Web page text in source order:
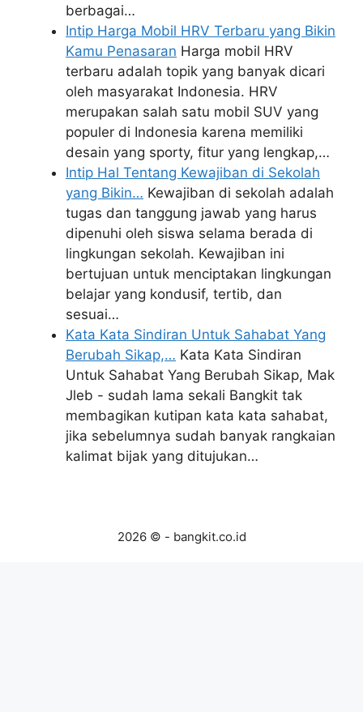
berbagai…
Intip Harga Mobil HRV Terbaru yang Bikin
Kamu Penasaran Harga mobil HRV
terbaru adalah topik yang banyak dicari
oleh masyarakat Indonesia. HRV
merupakan salah satu mobil SUV yang
populer di Indonesia karena memiliki
desain yang sporty, fitur yang lengkap,…
Intip Hal Tentang Kewajiban di Sekolah
yang Bikin… Kewajiban di sekolah adalah
tugas dan tanggung jawab yang harus
dipenuhi oleh siswa selama berada di
lingkungan sekolah. Kewajiban ini
bertujuan untuk menciptakan lingkungan
belajar yang kondusif, tertib, dan
sesuai…
Kata Kata Sindiran Untuk Sahabat Yang
Berubah Sikap,… Kata Kata Sindiran
Untuk Sahabat Yang Berubah Sikap, Mak
Jleb - sudah lama sekali Bangkit tak
membagikan kutipan kata kata sahabat,
jika sebelumnya sudah banyak rangkaian
kalimat bijak yang ditujukan…
2026 © - bangkit.co.id